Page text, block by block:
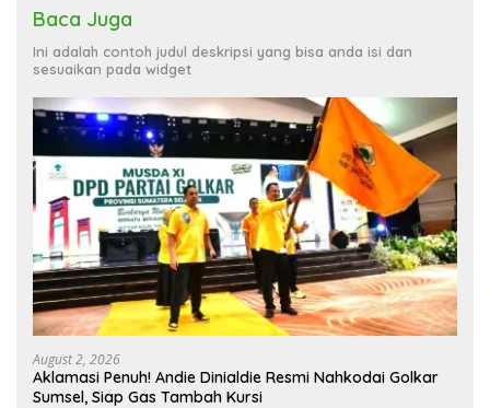
Baca Juga
Ini adalah contoh judul deskripsi yang bisa anda isi dan
sesuaikan pada widget
August 2, 2026
Aklamasi Penuh! Andie Dinialdie Resmi Nahkodai Golkar
Sumsel, Siap Gas Tambah Kursi